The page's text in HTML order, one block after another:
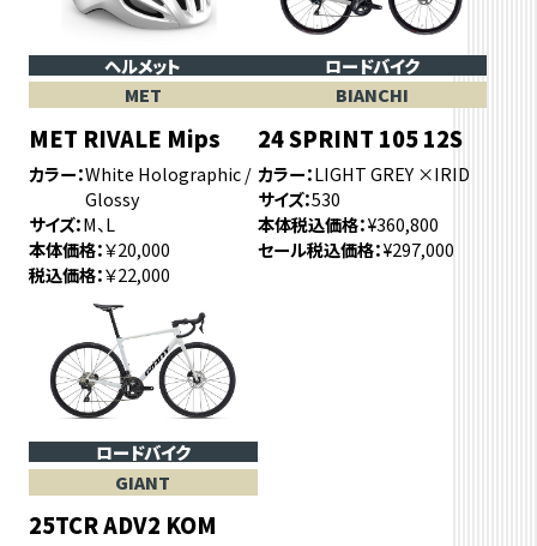
ヘルメット
MET
MET RIVALE Mips
カラー White Holographic /
Glossy
サイズ M、L
本体価格 ￥20,000
税込価格 ￥22,000
ロードバイク
BIANCHI
24 SPRINT 105 12S
カラー LIGHT GREY ×IRID
サイズ 530
本体税込価格 ¥360,800
セール税込価格 ¥297,000
ロードバイク
GIANT
25TCR ADV2 KOM